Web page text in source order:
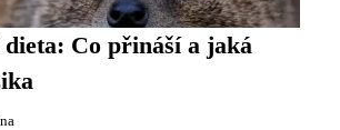
Co přináší a jaká